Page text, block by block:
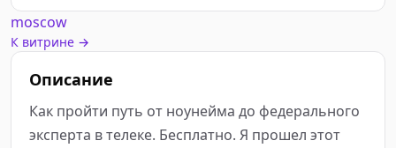
moscow
К витрине →
Описание
Как пройти путь от ноунейма до федерального
эксперта в телеке. Бесплатно. Я прошел этот